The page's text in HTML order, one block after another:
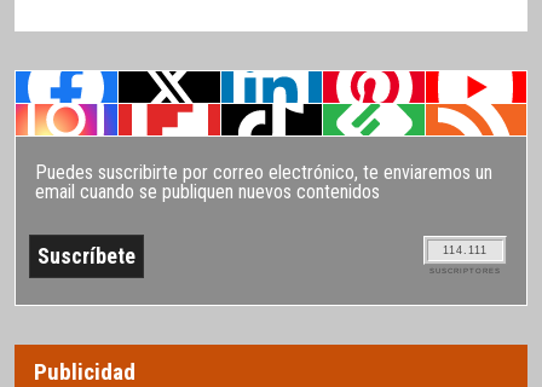
Puedes suscribirte por correo electrónico, te enviaremos un
email cuando se publiquen nuevos contenidos
114.111
SUSCRIPTORES
Publicidad